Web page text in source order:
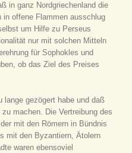
in ganz Nordgriechenland die
in offene Flammen ausschlug
um Hilfe zu Perseus
nur mit solchen Mitteln
für Sophokles und
ob das Ziel des Preises
lange gezögert habe und daß
machen. Die Vertreibung des
mit den Römern in Bündnis
mit den Byzantiern, Ätolern
waren ebensoviel